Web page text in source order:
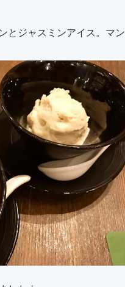
とジャスミンアイス。マン